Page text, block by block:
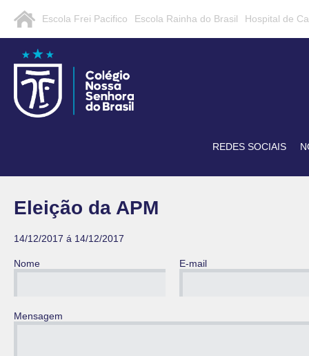
Escola Frei Pacifico Escola Rainha do Brasil Hospital de
REDES SOCIAIS
Eleição da APM
14/12/2017 á 14/12/2017
Nome E-mail
Mensagem